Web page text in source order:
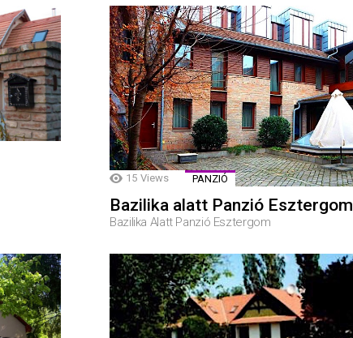
15 Views PANZIÓ
Bazilika alatt Panzió Esztergom
Bazilika Alatt Panzió Esztergom